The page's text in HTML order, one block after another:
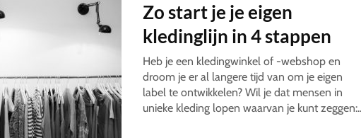
Zo start je je eigen
kledinglijn in 4 stappen
Heb je een kledingwinkel of -webshop en
droom je er al langere tijd van om je eigen
label te ontwikkelen? Wil je dat mensen in
unieke kleding lopen waarvan je kunt